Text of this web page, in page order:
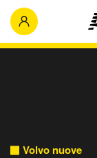
Volvo nuove